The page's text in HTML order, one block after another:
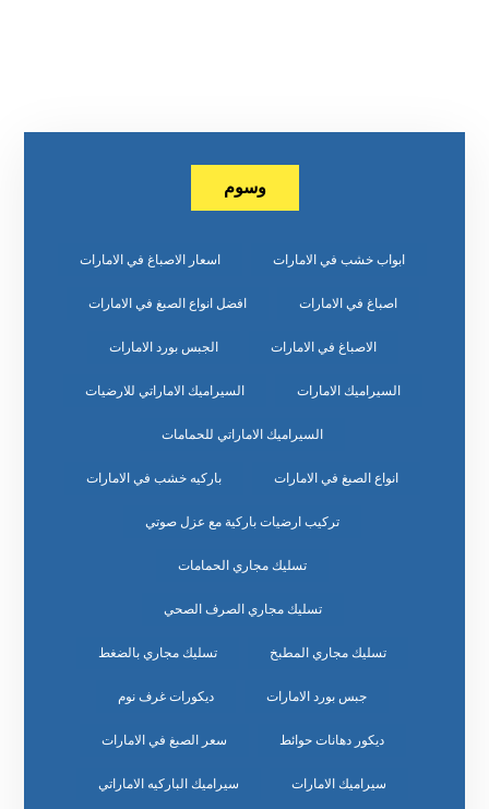
وسوم
ابواب خشب في الامارات اسعار الاصباغ في الامارات
اصباغ في الامارات افضل انواع الصبغ في الامارات
الاصباغ في الامارات الجبس بورد الامارات
السيراميك الامارات السيراميك الاماراتي للارضيات
السيراميك الاماراتي للحمامات
انواع الصبغ في الامارات باركيه خشب في الامارات
تركيب ارضيات باركية مع عزل صوتي
تسليك مجاري الحمامات
تسليك مجاري الصرف الصحي
تسليك مجاري المطبخ تسليك مجاري بالضغط
جبس بورد الامارات ديكورات غرف نوم
ديكور دهانات حوائط سعر الصبغ في الامارات
سيراميك الامارات سيراميك الباركيه الاماراتي